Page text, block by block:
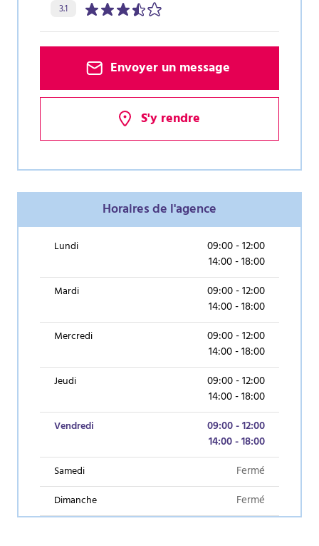
Évaluation de l’agence :
3.1sur 5 étoiles
Envoyer un message
S'y rendre
Horaires de l'agence
Lundi 09:00 - 12:00
14:00 - 18:00
Mardi 09:00 - 12:00
14:00 - 18:00
Mercredi 09:00 - 12:00
14:00 - 18:00
Jeudi 09:00 - 12:00
14:00 - 18:00
Vendredi 09:00 - 12:00
14:00 - 18:00
Samedi Fermé
Dimanche Fermé